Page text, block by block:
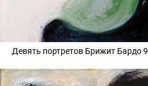
Девять портретов Брижит Бардо 9